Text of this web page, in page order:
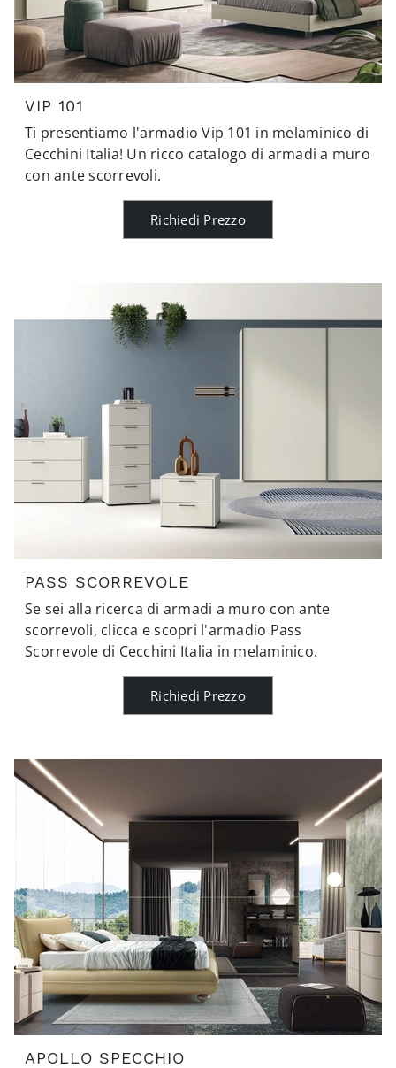
VIP 101
Ti presentiamo l'armadio Vip 101 in melaminico di
Cecchini Italia! Un ricco catalogo di armadi a muro
con ante scorrevoli.
Richiedi Prezzo
PASS SCORREVOLE
Se sei alla ricerca di armadi a muro con ante
scorrevoli, clicca e scopri l'armadio Pass
Scorrevole di Cecchini Italia in melaminico.
Richiedi Prezzo
APOLLO SPECCHIO